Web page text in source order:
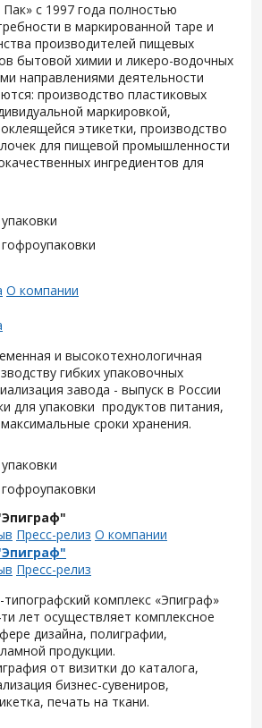
с 1997 года полностью
в маркированной таре и
производителей пищевых
бытовой химии и ликеро-водочных
направлениями деятельности
производство пластиковых
маркировкой,
этикетки, производство
для пищевой промышленности
ингредиентов для
О компании
и высокотехнологичная
гибких упаковочных
завода - выпуск в России
для упаковки продуктов питания,
сроки хранения.
Пресс-релиз О компании
Пресс-релиз
комплекс «Эпиграф»
лет осуществляет комплексное
дизайна, полиграфии,
продукции.
от визитки до каталога,
бизнес-сувениров,
печать на ткани.